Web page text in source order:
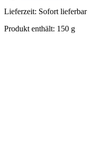
Lieferzeit: Sofort lieferbar
Produkt enthält: 150 g